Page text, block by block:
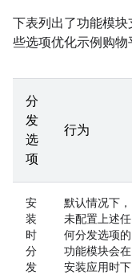
下表列出了功能模
些选项优化示例购物
分
发
选
项
行为
安
装
时
分
发
默认情况下，
未配置上述任
何分发选项的
功能模块会在
安装应用时下